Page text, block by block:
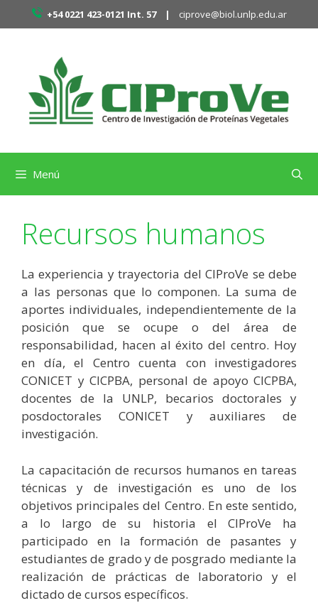
Saltar
al
+54 0221 423-0121 Int. 57 | ciprove@biol.unlp.edu.ar
Menú
Recursos humanos
La experiencia y trayectoria del CIProVe se debe
a las personas que lo componen. La suma de
aportes individuales, independientemente de la
posición que se ocupe o del área de
responsabilidad, hacen al éxito del centro. Hoy
en día, el Centro cuenta con investigadores
CONICET y CICPBA, personal de apoyo CICPBA,
docentes de la UNLP, becarios doctorales y
posdoctorales CONICET y auxiliares de
investigación.
La capacitación de recursos humanos en tareas
técnicas y de investigación es uno de los
objetivos principales del Centro. En este sentido,
a lo largo de su historia el CIProVe ha
participado en la formación de pasantes y
estudiantes de grado y de posgrado mediante la
realización de prácticas de laboratorio y el
dictado de cursos específicos.